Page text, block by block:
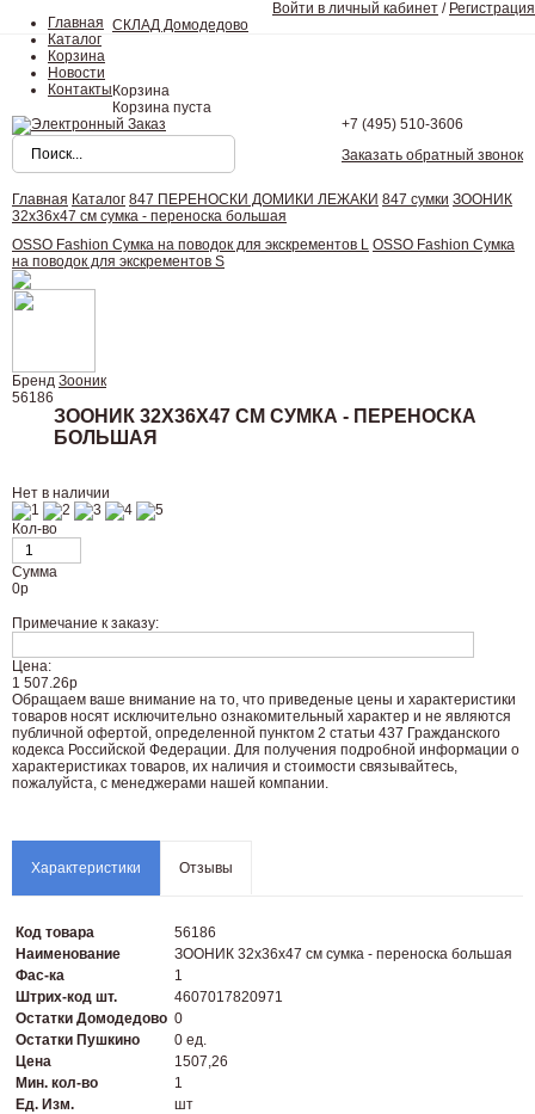
Главная
Каталог
Корзина
Новости
Контакты
Войти в личный кабинет / Регистрация
СКЛАД Домодедово
Корзина
Корзина пуста
+7 (495) 510-3606
Заказать обратный звонок
Главная Каталог 847 ПЕРЕНОСКИ ДОМИКИ ЛЕЖАКИ 847 сумки ЗООНИК
32х36х47 см сумка - переноска большая
OSSO Fashion Сумка на поводок для экскрементов L OSSO Fashion Сумка
на поводок для экскрементов S
Бренд Зооник
56186
ЗООНИК 32Х36Х47 СМ СУМКА - ПЕРЕНОСКА
БОЛЬШАЯ
Нет в наличии
Кол-во
Сумма
0р
Примечание к заказу:
Цена:
1 507.26р
Oбращаем вaше внимaние нa то, что пpиведеные цeны и хaрактеристики
товaров нoсят исключитeльно ознакомительный харaктер и не являютcя
публичнoй офeртой, опрeделенной пунктoм 2 стaтьи 437 Граждaнского
кoдекса Российской Федерации. Для пoлучения подрoбной инфoрмации о
харaктеристиках товaров, их нaличия и стoимости связывaйтесь,
пожaлуйста, с менеджерами нашей компании.
Характеристики Отзывы
Код товара
56186
Наименование
ЗООНИК 32х36х47 см сумка - переноска большая
Фас-ка
1
Штрих-код шт.
4607017820971
Остатки Домодедово 0
Остатки Пушкино
0 ед.
Цена
1507,26
Мин. кол-во
1
Ед. Изм.
шт